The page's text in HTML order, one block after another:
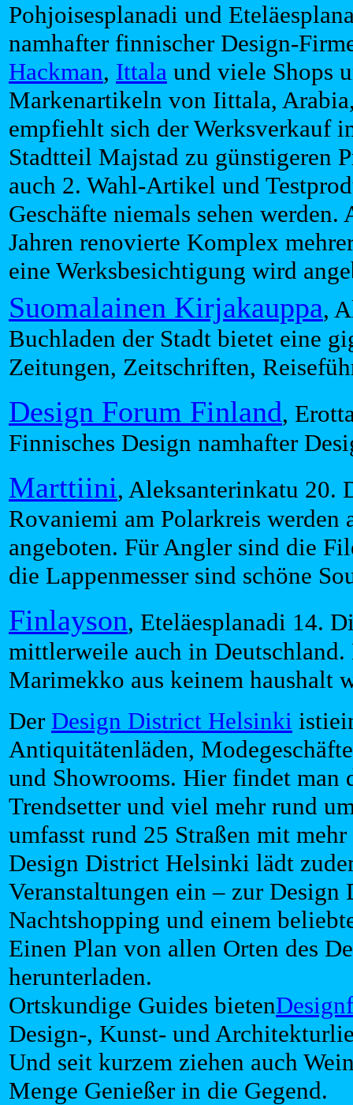
Pohjoisesplanadi und
namhafter finnischer Design-
Hackman, Ittala und viele Shops
Markenartikeln von Iittala,
empfiehlt sich der Werksverkauf
Stadtteil Majstad zu günstigeren
auch 2. Wahl-Artikel und
Geschäfte niemals sehen
Jahren renovierte Komplex
eine Werksbesichtigung wird
Suomalainen Kirjakauppa,
Buchladen der Stadt bietet eine
Zeitungen, Zeitschriften,
Design Forum Finland,
Finnisches Design namhafter
Marttiini, Aleksanterinkatu 20.
Rovaniemi am Polarkreis
angeboten. Für Angler sind die
die Lappenmesser sind schöne
Finlayson, Eteläesplanadi 14.
mittlerweile auch in
Marimekko aus keinem haushalt
Der Design District Helsinki
Antiquitätenläden,
und Showrooms. Hier findet man
Trendsetter und viel mehr rund
umfasst rund 25 Straßen mit
Design District Helsinki lädt
Veranstaltungen ein – zur
Nachtshopping und einem
Einen Plan von allen Orten des
herunterladen.
Ortskundige Guides bieten
Design-, Kunst- und
Und seit kurzem ziehen auch
Menge Genießer in die Gegend.